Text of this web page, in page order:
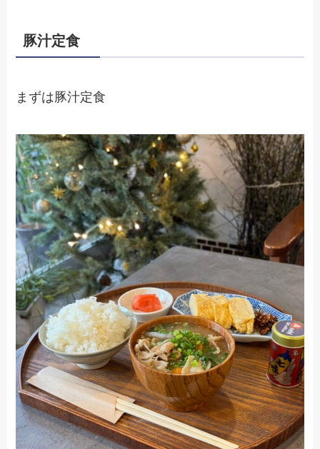
豚汁定食
まずは豚汁定食